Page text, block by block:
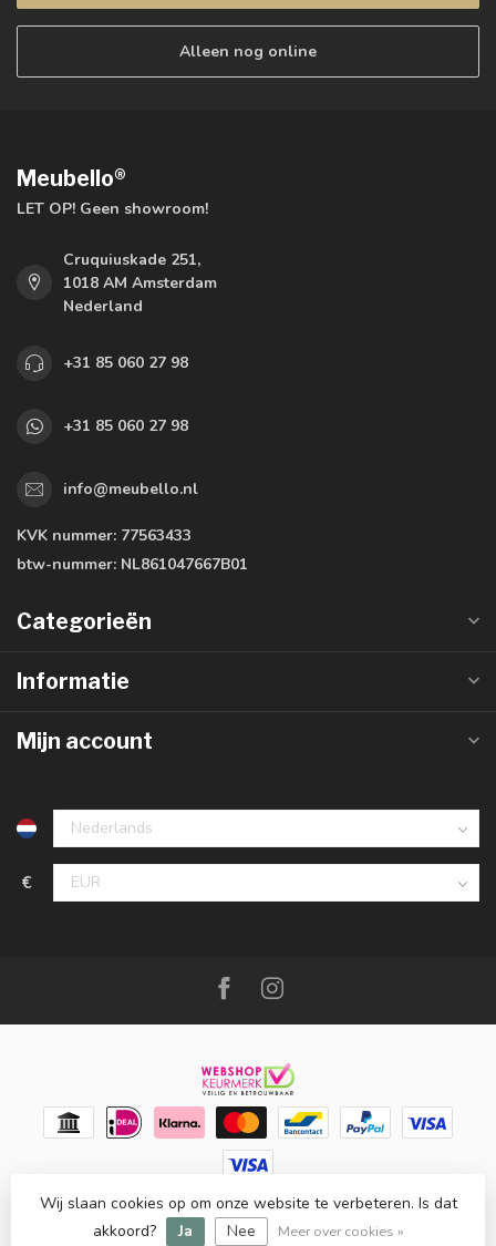
Alleen nog online
Meubello®
LET OP! Geen showroom!
Cruquiuskade 251,
1018 AM Amsterdam
Nederland
+31 85 060 27 98
+31 85 060 27 98
info@meubello.nl
KVK nummer: 77563433
btw-nummer: NL861047667B01
Categorieën
Informatie
Mijn account
€
© Copyright 2026 Meubello®- Powered byLightspeed -
Lightspeed designby Dyvelopment
Wij slaan cookies op om onze website te verbeteren. Is dat
akkoord?
Ja Nee Meer over cookies »